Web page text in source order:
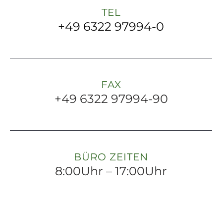
TEL
+49 6322 97994-0
FAX
+49 6322 97994-90
BÜRO ZEITEN
8:00Uhr – 17:00Uhr